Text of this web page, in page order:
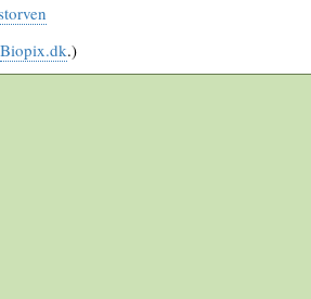
Biopix.dk.)